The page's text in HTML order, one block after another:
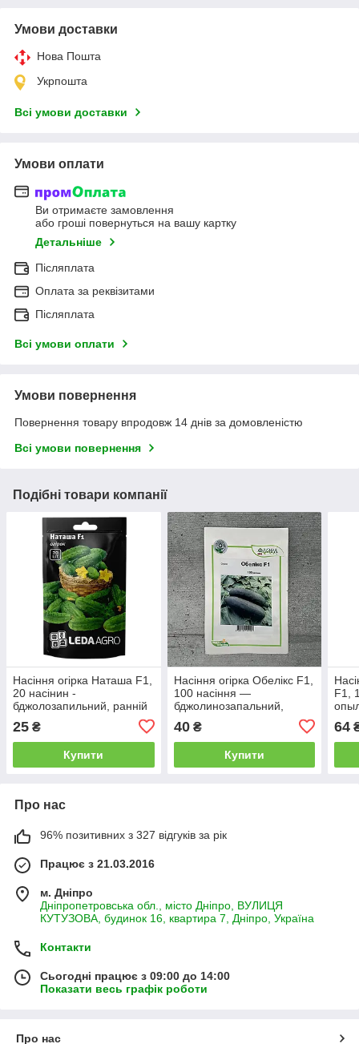
Умови доставки
Нова Пошта
Укрпошта
Всі умови доставки
Умови оплати
Ви отримаєте замовлення
або гроші повернуться на вашу картку
Детальніше
Післяплата
Оплата за реквізитами
Післяплата
Всі умови оплати
Умови повернення
Повернення товару впродовж 14 днів за домовленістю
Всі умови повернення
Подібні товари компанії
Насіння огірка Наташа F1,
20 насінин -
бджолозапильний, ранній
LEDAAGRO
25 ₴
Купити
Насіння огірка Обелікс F1,
100 насіння —
бджолинозапальний,
(45-58 днів), АгроПак
40₴
Купити
F1,
64
Про нас
96% позитивних з 327 відгуків за рік
Працює з 21.03.2016
м. Дніпро
Дніпропетровська обл., місто Дніпро, ВУЛИЦЯ
КУТУЗОВА, будинок 16, квартира 7, Дніпро, Україна
Контакти
Сьогодні працює з 09:00 до 14:00
Показати весь графік роботи
Про нас